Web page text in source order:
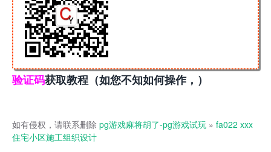
验证码获取教程（如您不知如何操作，）
如有侵权，请联系删除 pg游戏麻将胡了-pg游戏试玩 » fa022 xxx
住宅小区施工组织设计